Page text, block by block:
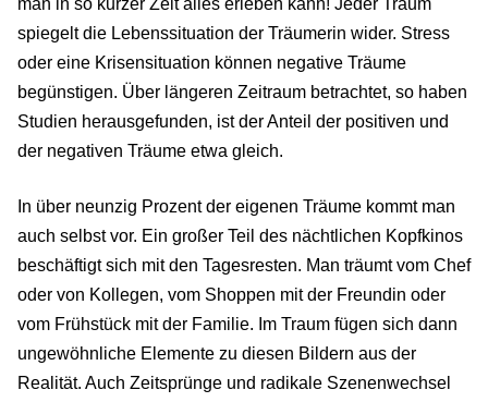
man in so kurzer Zeit alles erleben kann! Jeder Traum
spiegelt die Lebenssituation der Träumerin wider. Stress
oder eine Krisensituation können negative Träume
begünstigen. Über längeren Zeitraum betrachtet, so haben
Studien herausgefunden, ist der Anteil der positiven und
der negativen Träume etwa gleich.
In über neunzig Prozent der eigenen Träume kommt man
auch selbst vor. Ein großer Teil des nächtlichen Kopfkinos
beschäftigt sich mit den Tagesresten. Man träumt vom Chef
oder von Kollegen, vom Shoppen mit der Freundin oder
vom Frühstück mit der Familie. Im Traum fügen sich dann
ungewöhnliche Elemente zu diesen Bildern aus der
Realität. Auch Zeitsprünge und radikale Szenenwechsel